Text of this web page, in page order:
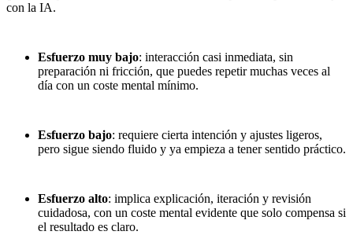
con la IA.
Esfuerzo muy bajo: interacción casi inmediata, sin
preparación ni fricción, que puedes repetir muchas veces al
día con un coste mental mínimo.
Esfuerzo bajo: requiere cierta intención y ajustes ligeros,
pero sigue siendo fluido y ya empieza a tener sentido práctico.
Esfuerzo alto: implica explicación, iteración y revisión
cuidadosa, con un coste mental evidente que solo compensa si
el resultado es claro.